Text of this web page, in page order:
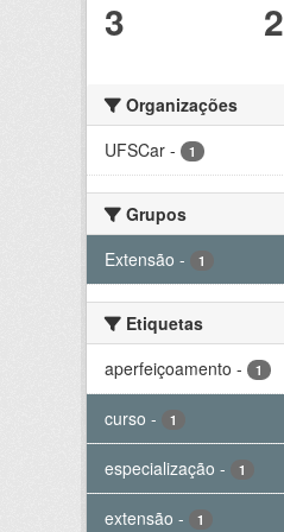
3 2
Organizações
UFSCar - 1
Grupos
Extensão - 1
Etiquetas
aperfeiçoamento - 1
curso - 1
especialização - 1
extensão - 1